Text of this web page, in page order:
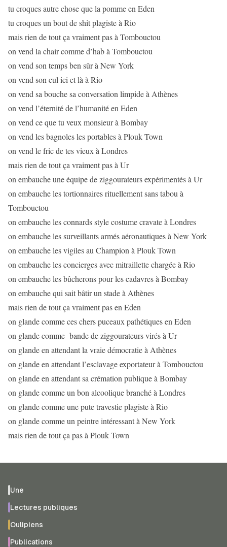
tu croques autre chose que la pomme en Eden
tu croques un bout de shit plagiste à Rio
mais rien de tout ça vraiment pas à Tombouctou
on vend la chair comme d’hab à Tombouctou
on vend son temps ben sûr à New York
on vend son cul ici et là à Rio
on vend sa bouche sa conversation limpide à Athènes
on vend l’éternité de l’humanité en Eden
on vend ce que tu veux monsieur à Bombay
on vend les bagnoles les portables à Plouk Town
on vend le fric de tes vieux à Londres
mais rien de tout ça vraiment pas à Ur
on embauche une équipe de ziggourateurs expérimentés à Ur
on embauche les tortionnaires rituellement sans tabou à
Tombouctou
on embauche les connards style costume cravate à Londres
on embauche les surveillants armés aéronautiques à New York
on embauche les vigiles au Champion à Plouk Town
on embauche les concierges avec mitraillette chargée à Rio
on embauche les bûcherons pour les cadavres à Bombay
on embauche qui sait bâtir un stade à Athènes
mais rien de tout ça vraiment pas en Eden
on glande comme ces chers puceaux pathétiques en Eden
on glande comme bande de ziggourateurs virés à Ur
on glande en attendant la vraie démocratie à Athènes
on glande en attendant l’esclavage exportateur à Tombouctou
on glande en attendant sa crémation publique à Bombay
on glande comme un bon alcoolique branché à Londres
on glande comme une pute travestie plagiste à Rio
on glande comme un peintre intéressant à New York
mais rien de tout ça pas à Plouk Town
Une
Lectures publiques
Oulipiens
Publications